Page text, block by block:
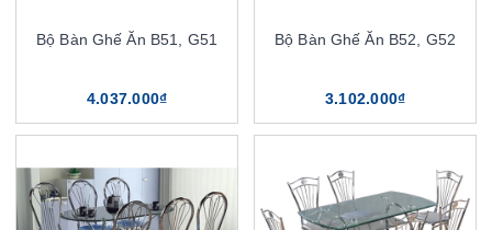
Bộ Bàn Ghế Ăn B51, G51
4.037.000₫
Bộ Bàn Ghế Ăn B52, G52
3.102.000₫